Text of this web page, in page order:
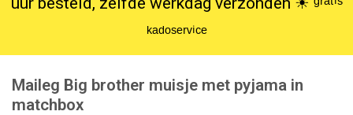
Poppen
SALE
Cadeauservice
ᵏᵃᵈᵒˢᵉʳᵛⁱᶜᵉ
Maileg Big brother muisje met pyjama in
matchbox